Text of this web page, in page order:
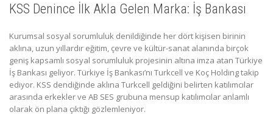
KSS Denince İlk Akla Gelen Marka: İş Bankası
Kurumsal sosyal sorumluluk denildiğinde her dört kişisen birinin
aklına, uzun yıllardır eğitim, çevre ve kültür-sanat alanında birçok
geniş kapsamlı sosyal sorumluluk projesinin altına imza atan Türkiye
İş Bankası geliyor. Türkiye İş Bankası’nı Turkcell ve Koç Holding takip
ediyor. KSS dendiğinde aklına Turkcell geldiğini belirten katılımcılar
arasında erkekler ve AB SES grubuna mensup katılımcılar anlamlı
olarak ön plana çıktığı gözlemleniyor.